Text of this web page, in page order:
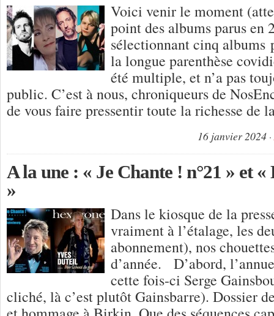
Voici venir le moment
point des albums parus en
sélectionnant cinq albums
la longue parenthèse
été multiple, et n’a pas
public. C’est à nous, chroniqueurs de
de vous faire pressentir toute la richesse
16 janvier 2024
A la une : « Je Chante ! n°21 » et «
»
Dans le kiosque de la
vraiment à l’étalage, les
abonnement), nos
d’année. D’abord,
cette fois-ci Serge
cliché, là c’est plutôt Gainsbarre). Dossier